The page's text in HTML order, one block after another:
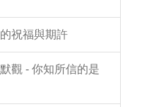
祝福與期許
觀 - 你知所信的是